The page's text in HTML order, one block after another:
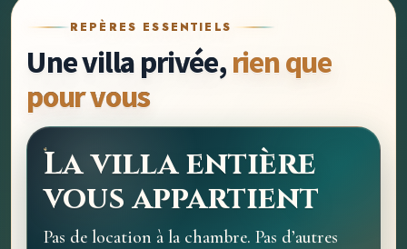
REPÈRES ESSENTIELS
Une villa privée,rien que
pour vous
La villa entière
vous appartient
Pas de location à la chambre. Pas d’autres